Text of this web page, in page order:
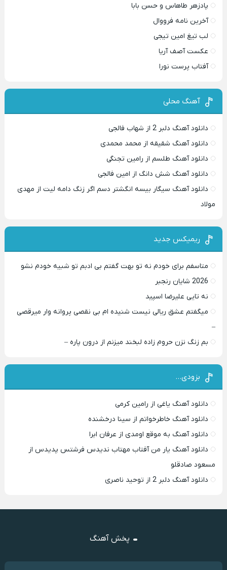
پادزهر طاهاس و حسن بابا
آخرین نامه فرووال
لب تیغ امین تیجی
عکست آصف آریا
آفتاب پرست نورا
آهنگ محلی
دانلود آهنگ دلبر 2 از شهاب فالجی
دانلود آهنگ شقیقه از محمد محمدی
دانلود آهنگ طلسم از رامین تجنگی
دانلود آهنگ شش دانگ از امین فالجی
دانلود آهنگ سیگار بیسه انگشتر دسم اگر زنگ دامه لیت از مهدی
مولاد
ریمیکس جدید
متاسفم برای خودم نه تو بهت گفتم بی ادبم تو شبیه خودم نشو ‌ ‌
2026 شایان رنجبر
نه تایی علیرضا اسپید
میگفتم عشق ریالی نیست شنیده ام بی نقصی پروانه وار میرقصی
–
بم زنگ نزن حروم زاده لبخند میزنم از درون پاره –
بزودی…
دانلود آهنگ یاغی از رامین کرمی
دانلود آهنگ خاطرخواتم از سینا درخشنده
دانلود آهنگ به موقع اومدی از عرفان ابرا
دانلود آهنگ یار من آفتاب مهتاب ندیدس فرشتس پدیدس از
مسعود صادقلو
دانلود آهنگ دلبر 2 از توحید ناصری
پخش آهنگ